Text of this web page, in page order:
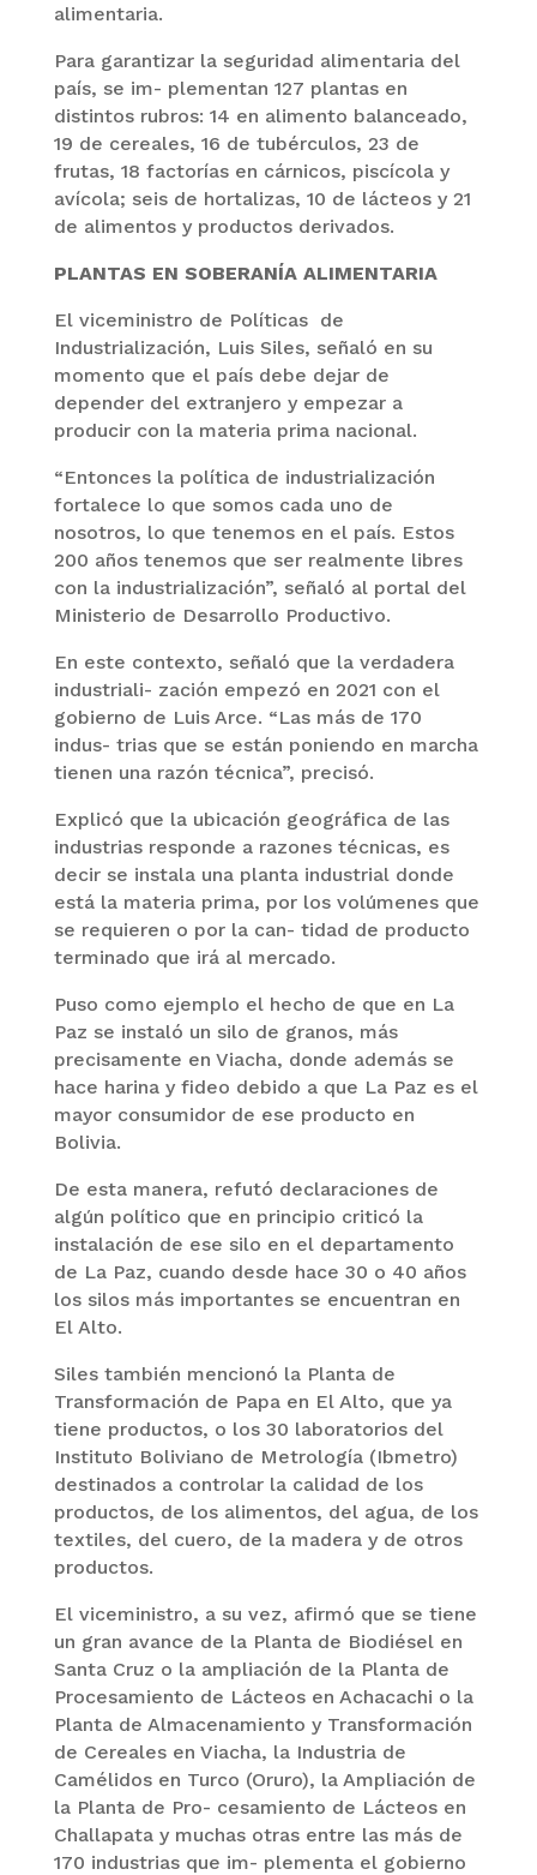
alimentaria.
Para garantizar la seguridad alimentaria del
país, se im- plementan 127 plantas en
distintos rubros: 14 en alimento balanceado,
19 de cereales, 16 de tubérculos, 23 de
frutas, 18 factorías en cárnicos, piscícola y
avícola; seis de hortalizas, 10 de lácteos y 21
de alimentos y productos derivados.
PLANTAS EN SOBERANÍA ALIMENTARIA
El viceministro de Políticas de
Industrialización, Luis Siles, señaló en su
momento que el país debe dejar de
depender del extranjero y empezar a
producir con la materia prima nacional.
“Entonces la política de industrialización
fortalece lo que somos cada uno de
nosotros, lo que tenemos en el país. Estos
200 años tenemos que ser realmente libres
con la industrialización”, señaló al portal del
Ministerio de Desarrollo Productivo.
En este contexto, señaló que la verdadera
industriali- zación empezó en 2021 con el
gobierno de Luis Arce. “Las más de 170
indus- trias que se están poniendo en marcha
tienen una razón técnica”, precisó.
Explicó que la ubicación geográfica de las
industrias responde a razones técnicas, es
decir se instala una planta industrial donde
está la materia prima, por los volúmenes que
se requieren o por la can- tidad de producto
terminado que irá al mercado.
Puso como ejemplo el hecho de que en La
Paz se instaló un silo de granos, más
precisamente en Viacha, donde además se
hace harina y fideo debido a que La Paz es el
mayor consumidor de ese producto en
Bolivia.
De esta manera, refutó declaraciones de
algún político que en principio criticó la
instalación de ese silo en el departamento
de La Paz, cuando desde hace 30 o 40 años
los silos más importantes se encuentran en
El Alto.
Siles también mencionó la Planta de
Transformación de Papa en El Alto, que ya
tiene productos, o los 30 laboratorios del
Instituto Boliviano de Metrología (Ibmetro)
destinados a controlar la calidad de los
productos, de los alimentos, del agua, de los
textiles, del cuero, de la madera y de otros
productos.
El viceministro, a su vez, afirmó que se tiene
un gran avance de la Planta de Biodiésel en
Santa Cruz o la ampliación de la Planta de
Procesamiento de Lácteos en Achacachi o la
Planta de Almacenamiento y Transformación
de Cereales en Viacha, la Industria de
Camélidos en Turco (Oruro), la Ampliación de
la Planta de Pro- cesamiento de Lácteos en
Challapata y muchas otras entre las más de
170 industrias que im- plementa el gobierno